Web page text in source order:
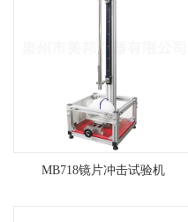
MB718镜片冲击试验机